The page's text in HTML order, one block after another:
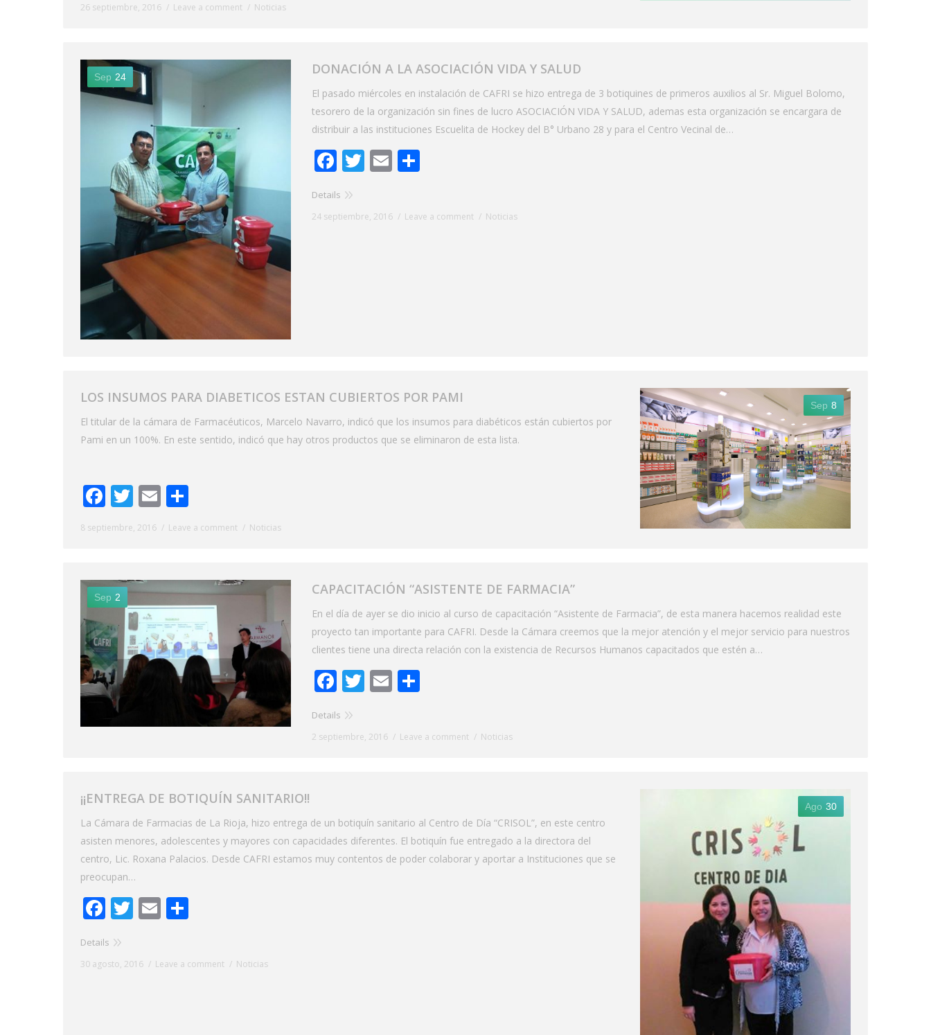
26 septiembre, 2016 Leave a comment Noticias
Sep 24 DONACIÓN A LA ASOCIACIÓN VIDA Y SALUD
El pasado miércoles en instalación de CAFRI se hizo entrega de 3 botiquines de primeros auxilios al Sr. Miguel Bolomo,
tesorero de la organización sin fines de lucro ASOCIACIÓN VIDA Y SALUD, ademas esta organización se encargara de
distribuir a las instituciones Escuelita de Hockey del B° Urbano 28 y para el Centro Vecinal de…
Facebook
Twitter
EmailShare
Details
24 septiembre, 2016 Leave a comment Noticias
LOS INSUMOS PARA DIABETICOS ESTAN CUBIERTOS POR PAMI
El titular de la cámara de Farmacéuticos, Marcelo Navarro, indicó que los insumos para diabéticos están cubiertos por
Pami en un 100%. En este sentido, indicó que hay otros productos que se eliminaron de esta lista.
Facebook
Twitter
Email
8 septiembre, 2016 Leave a comment Noticias
Sep 8
Sep 2 CAPACITACIÓN “ASISTENTE DE FARMACIA”
En el día de ayer se dio inicio al curso de capacitación “Asistente de Farmacia”, de esta manera hacemos realidad este
proyecto tan importante para CAFRI. Desde la Cámara creemos que la mejor atención y el mejor servicio para nuestros
clientes tiene una directa relación con la existencia de Recursos Humanos capacitados que estén a…
Facebook
Twitter
EmailShare
Details
2 septiembre, 2016 Leave a comment Noticias
¡¡ENTREGA DE BOTIQUÍN SANITARIO!!
La Cámara de Farmacias de La Rioja, hizo entrega de un botiquín sanitario al Centro de Día “CRISOL”, en este centro
asisten menores, adolescentes y mayores con capacidades diferentes. El botiquín fue entregado a la directora del
centro, Lic. Roxana Palacios. Desde CAFRI estamos muy contentos de poder colaborar y aportar a Instituciones que se
preocupan…
Facebook
Twitter
Email
Details
30 agosto, 2016 Leave a comment Noticias
Ago 30